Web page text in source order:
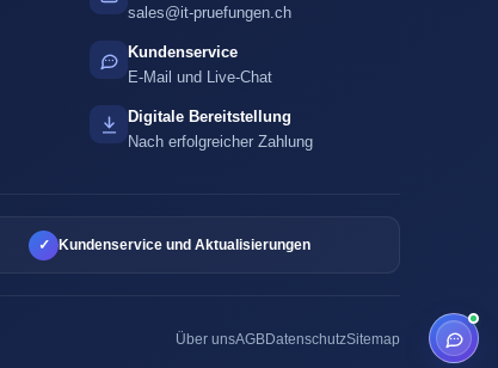
sales@it-pruefungen.ch
Kundenservice
E-Mail und Live-Chat
Digitale Bereitstellung
Nach erfolgreicher Zahlung
✓ Kundenservice und Aktualisierungen
Über unsAGBDatenschutzSitemap